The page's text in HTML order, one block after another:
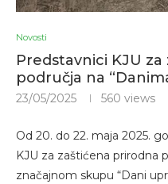
Novosti
Predstavnici KJU
područja na
23/05/2025 560 views
Od 20. do 22. maja 2025.
KJU za zaštićena prirodna
značajnom skupu “Dani